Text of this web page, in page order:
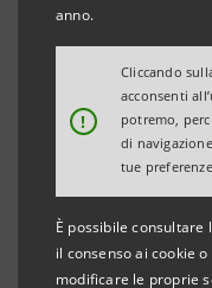
anno.
!
Cliccando
acconsenti
potremo,
di
tue
È possibile
il consenso ai cookie
modificare le proprie
la clientela
• Ampi locali
• Servizi alla
sabato mattina